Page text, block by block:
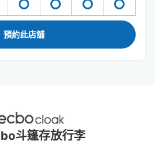
預約此店舖
近推薦的寄物櫃
投幣式置物櫃
斗篷存放行李